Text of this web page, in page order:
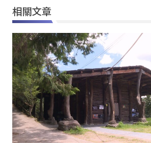
相關文章